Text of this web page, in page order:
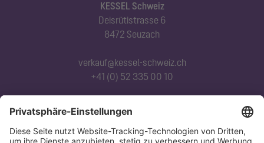
KESSEL Schweiz
Deisrütistrasse 6
8472 Seuzach
verkauf@kessel-schweiz.ch
+41 (0) 52 335 00 10
Abonnieren Sie unseren Newsletter
Jetzt anmelden